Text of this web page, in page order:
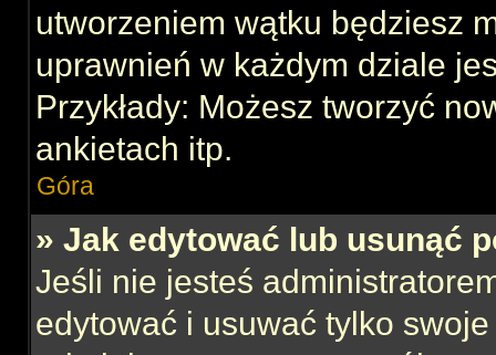
utworzeniem wątku będziesz
uprawnień w każdym dziale
Przykłady: Możesz tworzyć
ankietach itp.
Góra
» Jak edytować lub usunąć
Jeśli nie jesteś
edytować i usuwać tylko